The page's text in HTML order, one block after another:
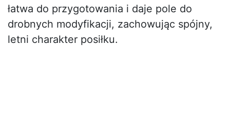
łatwa do przygotowania i daje pole do
drobnych modyfikacji, zachowując spójny,
letni charakter posiłku.